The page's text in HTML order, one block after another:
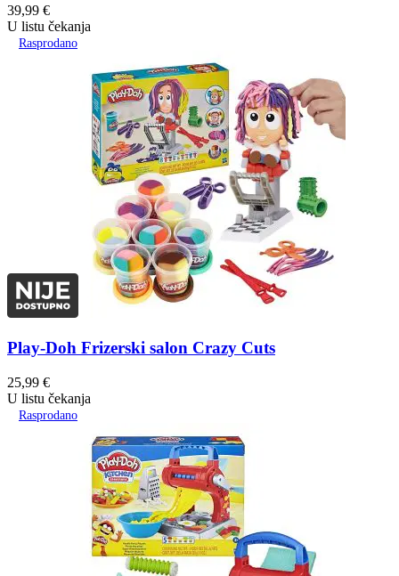
39,99 €
U listu čekanja
Rasprodano
Play-Doh Frizerski salon Crazy Cuts
25,99 €
U listu čekanja
Rasprodano